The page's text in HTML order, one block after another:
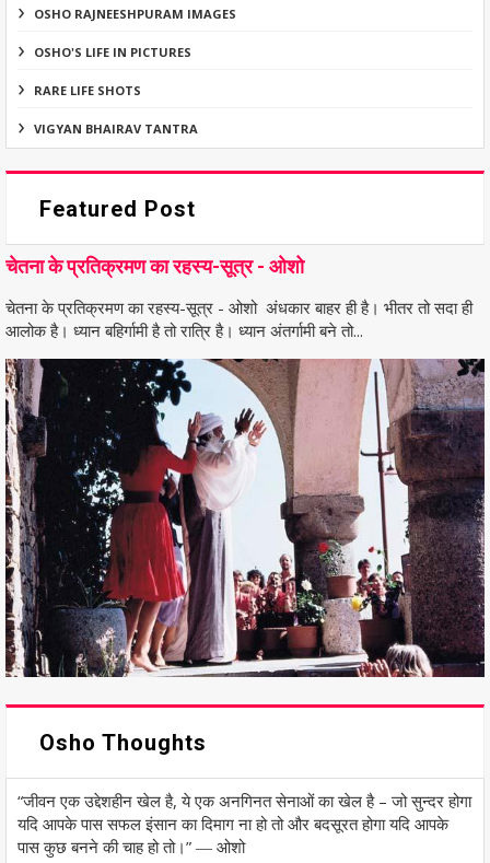
OSHO RAJNEESHPURAM IMAGES
OSHO'S LIFE IN PICTURES
RARE LIFE SHOTS
VIGYAN BHAIRAV TANTRA
Featured Post
चेतना के प्रतिक्रमण का रहस्य-सूत्र - ओशो
चेतना के प्रतिक्रमण का रहस्य-सूत्र - ओशो अंधकार बाहर ही है। भीतर तो सदा ही
आलोक है। ध्यान बहिर्गामी है तो रात्रि है। ध्यान अंतर्गामी बने तो...
Osho Thoughts
“जीवन एक उद्देशहीन खेल है, ये एक अनगिनत सेनाओं का खेल है – जो सुन्दर होगा
यदि आपके पास सफल इंसान का दिमाग ना हो तो और बदसूरत होगा यदि आपके
पास कुछ बनने की चाह हो तो।” ― ओशो